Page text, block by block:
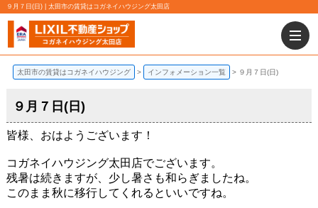
９月７日(日) | 太田市の賃貸はコガネイハウジング太田店
太田市の賃貸はコガネイハウジング インフォメーション一覧 ９月７日(日)
９月７日(日)
皆様、おはようございます！
コガネイハウジング太田店でございます。
残暑は続きますが、少し暑さも和らぎましたね。
このまま秋に移行してくれるといいですね。